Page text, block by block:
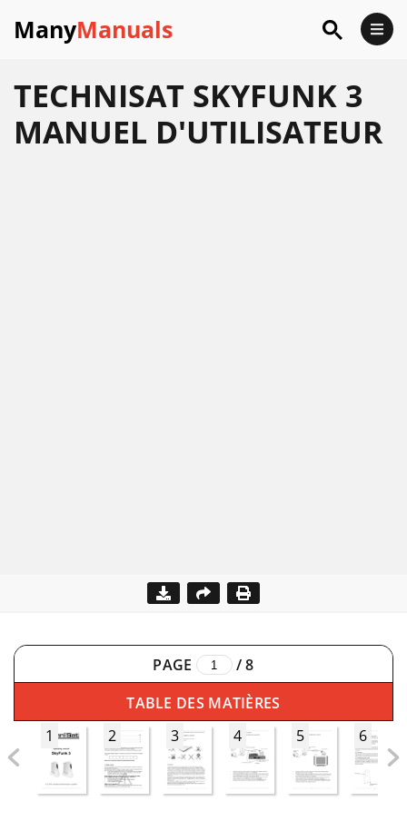
ManyManuals
TECHNISAT SKYFUNK 3
MANUEL D'UTILISATEUR
PAGE /8
TABLE DES MATIÈRES
1
2 3 4 5 6